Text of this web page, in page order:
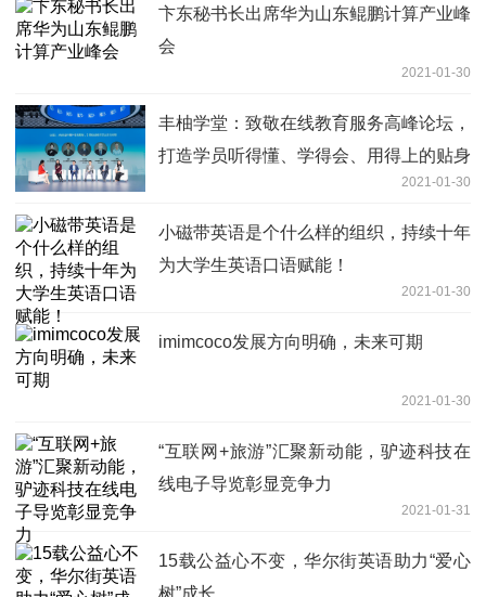
卞东秘书长出席华为山东鲲鹏计算产业峰
会
2021-01-30
丰柚学堂：致敬在线教育服务高峰论坛，
打造学员听得懂、学得会、用得上的贴身
2021-01-30
小磁带英语是个什么样的组织，持续十年
为大学生英语口语赋能！
2021-01-30
imimcoco发展方向明确，未来可期
2021-01-30
“互联网+旅游”汇聚新动能，驴迹科技在
线电子导览彰显竞争力
2021-01-31
15载公益心不变，华尔街英语助力“爱心